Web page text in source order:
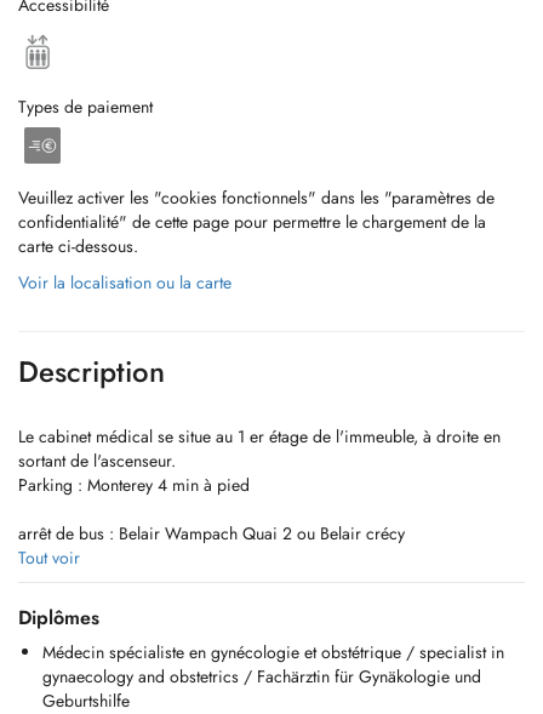
Accessibilité
Types de paiement
Veuillez activer les "cookies fonctionnels" dans les "paramètres de
confidentialité" de cette page pour permettre le chargement de la
carte ci-dessous.
Voir la localisation ou la carte
Description
Le cabinet médical se situe au 1 er étage de l'immeuble, à droite en
sortant de l'ascenseur.
Parking : Monterey 4 min à pied
arrêt de bus : Belair Wampach Quai 2 ou Belair crécy
Horaires d' ouverture :
Lundi 8 h - 17 h
Mardi 8 h - 17 h
Mercredi 13 h -17 h
Jeudi 8 h - 17 h
Vendredi 8 h - 12 h
Tout voir
Diplômes
Médecin spécialiste en gynécologie et obstétrique / specialist in
gynaecology and obstetrics / Fachärztin für Gynäkologie und
Geburtshilfe